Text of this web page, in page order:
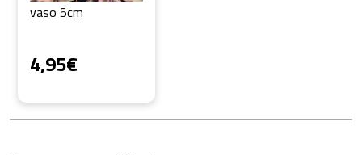
vaso 5cm
4,95€